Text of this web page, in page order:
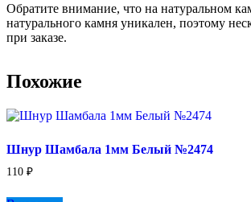
Обратите внимание, что на натуральном
натурального камня уникален, поэтому
при заказе.
Похожие
Шнур Шамбала 1мм Белый №2474
110 ₽